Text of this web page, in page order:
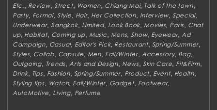
Etc. Review,Street, Women Chiang Mai, Talk of the town,
Party, Formal, Style Hair, Her Collection, Interview,Special,
Underwear, Bangkok, Limited, Look Book Movies, Paris Chat
up, Habitat, Coming up, Music Mens,Show, Eyewear, Ad
Campaign, Casual, Editor's Pick, Restaurant, Spring/Summer
Styles, Collab, Capsule Men, Fall/Winter, Accessory, Bag,
Outgoing, Trends Arts and Design, News, Skin Care Fit&Firm
Drink, Tips, Fashion, Spring/Summer, Product, Event, Health,
Styling tips, Watch, Fall/Winter Gadget, Footwear,
AutoMotive Living, Perfume